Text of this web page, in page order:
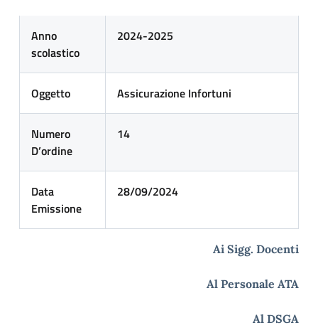
Anno
scolastico
2024-2025
Oggetto Assicurazione Infortuni
Numero
D’ordine
14
Data
Emissione
28/09/2024
Ai Sigg. Docenti
Al Personale ATA
Al DSGA